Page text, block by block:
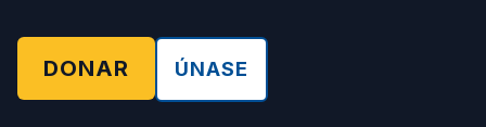
DONAR ÚNASE